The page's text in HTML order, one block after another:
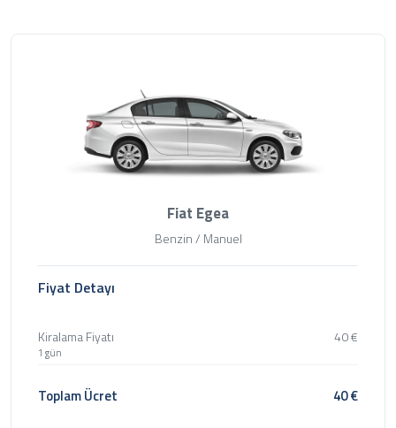
Fiat Egea
Benzin / Manuel
Fiyat Detayı
Kiralama Fiyatı 40€
1 gün
Toplam Ücret 40€